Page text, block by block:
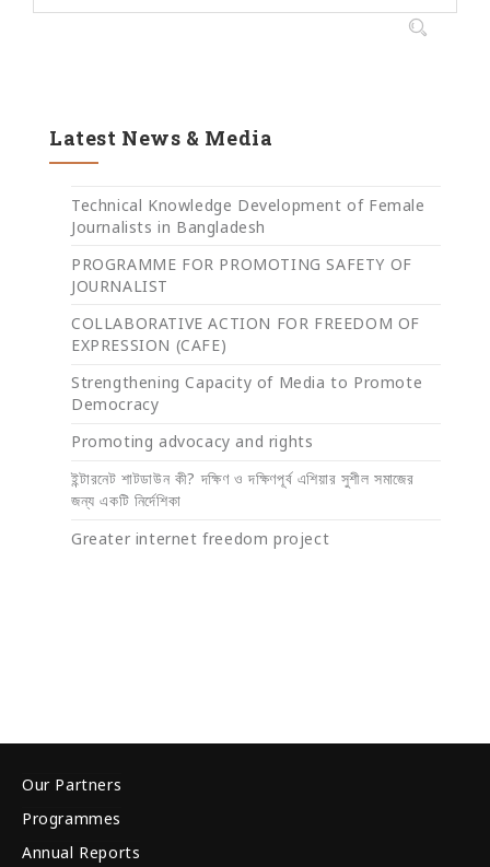
Latest News & Media
Technical Knowledge Development of Female
Journalists in Bangladesh
PROGRAMME FOR PROMOTING SAFETY OF
JOURNALIST
COLLABORATIVE ACTION FOR FREEDOM OF
EXPRESSION (CAFE)
Strengthening Capacity of Media to Promote
Democracy
Promoting advocacy and rights
ইন্টারনেট শাটডাউন কী? দক্ষিণ ও দক্ষিণপূর্ব এশিয়ার সুশীল সমাজের
জন্য একটি নির্দেশিকা
Greater internet freedom project
Our Partners
Programmes
Annual Reports